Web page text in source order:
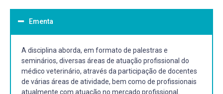
Ementa
A disciplina aborda, em formato de palestras e
seminários, diversas áreas de atuação profissional do
médico veterinário, através da participação de docentes
de várias áreas de atividade, bem como de profissionais
atualmente com atuação no mercado profissional.